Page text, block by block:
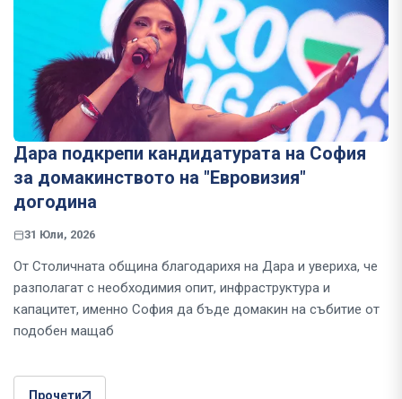
Дара подкрепи кандидатурата на София
за домакинството на "Евровизия"
догодина
31 Юли, 2026
От Столичната община благодарихя на Дара и увериха, че
разполагат с необходимия опит, инфраструктура и
капацитет, именно София да бъде домакин на събитие от
подобен мащаб
Прочети